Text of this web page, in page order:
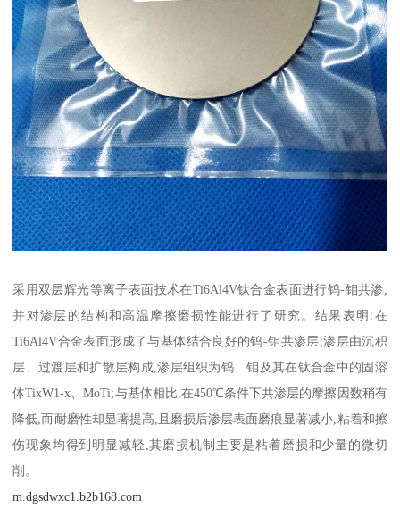
采用双层辉光等离子表面技术在Ti6Al4V钛合金表面进行钨-钼共渗,
并对渗层的结构和高温摩擦磨损性能进行了研究。结果表明:在
Ti6Al4V合金表面形成了与基体结合良好的钨-钼共渗层;渗层由沉积
层、过渡层和扩散层构成,渗层组织为钨、钼及其在钛合金中的固溶
体TixW1-x、MoTi;与基体相比,在450℃条件下共渗层的摩擦因数稍有
降低,而耐磨性却显著提高,且磨损后渗层表面磨痕显著减小,粘着和擦
伤现象均得到明显减轻,其磨损机制主要是粘着磨损和少量的微切
削。
m.dgsdwxc1.b2b168.com